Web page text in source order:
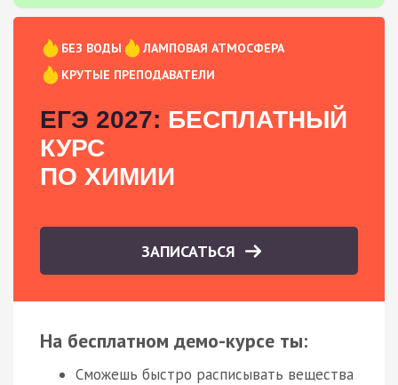
БЕЗ ВОДЫ
ЛАМПОВАЯ АТМОСФЕРА
КРУТЫЕ ПРЕПОДАВАТЕЛИ
ЕГЭ 2027: БЕСПЛАТНЫЙ
КУРС
ПО ХИМИИ
ЗАПИСАТЬСЯ
На бесплатном демо-курсе ты:
Сможешь быстро расписывать вещества